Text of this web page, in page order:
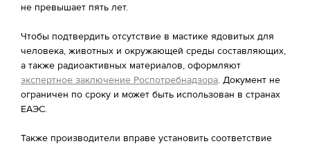
не превышает пять лет.
Чтобы подтвердить отсутствие в мастике ядовитых для
человека, животных и окружающей среды составляющих,
а также радиоактивных материалов, оформляют
экспертное заключение Роспотребнадзора. Документ не
ограничен по сроку и может быть использован в странах
ЕАЭС.
Также производители вправе установить соответствие